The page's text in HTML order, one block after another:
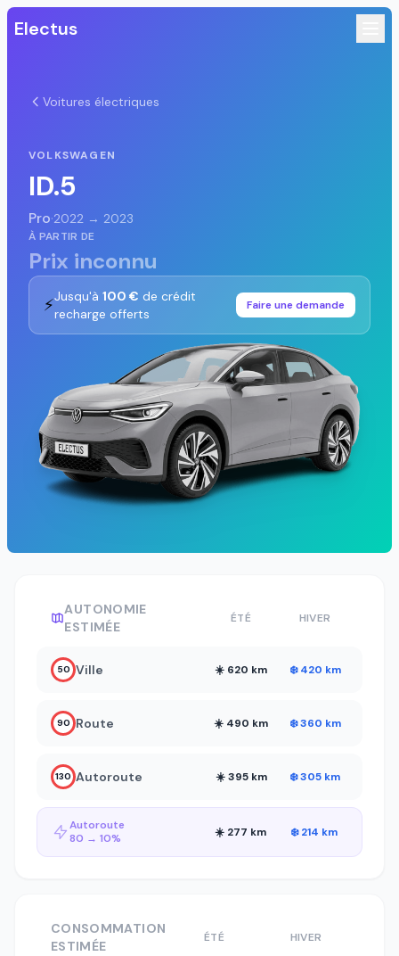
Electus
Voitures électriques
VOLKSWAGEN
ID.5
Pro·2022 → 2023
À PARTIR DE
Prix inconnu
⚡Jusqu'à 100 € de crédit
recharge offerts
Faire une demande
AUTONOMIE
ESTIMÉE
ÉTÉ HIVER
50 Ville ☀️ 620 km ❄️ 420 km
90 Route ☀️ 490 km ❄️ 360 km
130 Autoroute ☀️ 395 km ❄️ 305 km
Autoroute
80 → 10%
☀️ 277 km ❄️ 214 km
CONSOMMATION
ESTIMÉE
ÉTÉ HIVER